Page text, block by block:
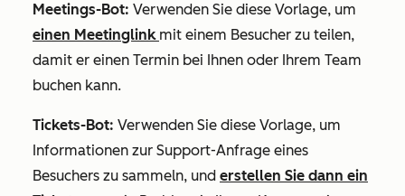
Meetings-Bot: Verwenden Sie diese Vorlage, um
einen Meetinglink mit einem Besucher zu teilen,
damit er einen Termin bei Ihnen oder Ihrem Team
buchen kann.
Tickets-Bot: Verwenden Sie diese Vorlage, um
Informationen zur Support-Anfrage eines
Besuchers zu sammeln, und erstellen Sie dann ein